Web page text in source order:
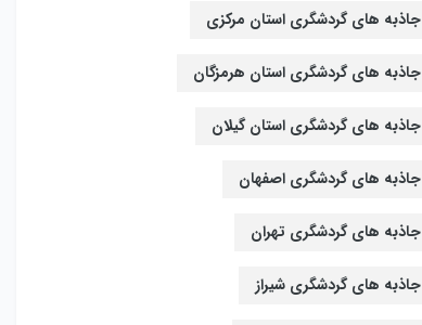
جاذبه های گردشگری استان مرکزی
جاذبه های گردشگری استان هرمزگان
جاذبه های گردشگری استان گیلان
جاذبه های گردشگری اصفهان
جاذبه های گردشگری تهران
جاذبه های گردشگری شیراز